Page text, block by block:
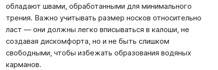
обладают швами, обработанными для минимального
трения. Важно учитывать размер носков относительно
ласт — они должны легко вписываться в калоши, не
создавая дискомфорта, но и не быть слишком
свободными, чтобы избежать образования водяных
карманов.